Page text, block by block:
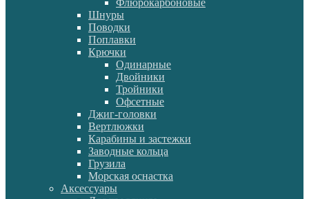
Флюрокарбоновые
Шнуры
Поводки
Поплавки
Крючки
Одинарные
Двойники
Тройники
Офсетные
Джиг-головки
Вертлюжки
Карабины и застежки
Заводные кольца
Грузила
Морская оснастка
Аксессуары